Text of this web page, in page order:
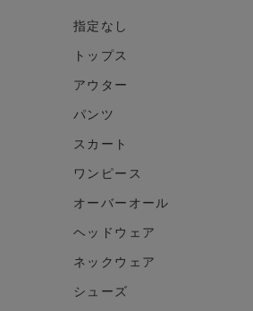
指定なし
トップス
アウター
パンツ
スカート
ワンピース
オーバーオール
ヘッドウェア
ネックウェア
シューズ